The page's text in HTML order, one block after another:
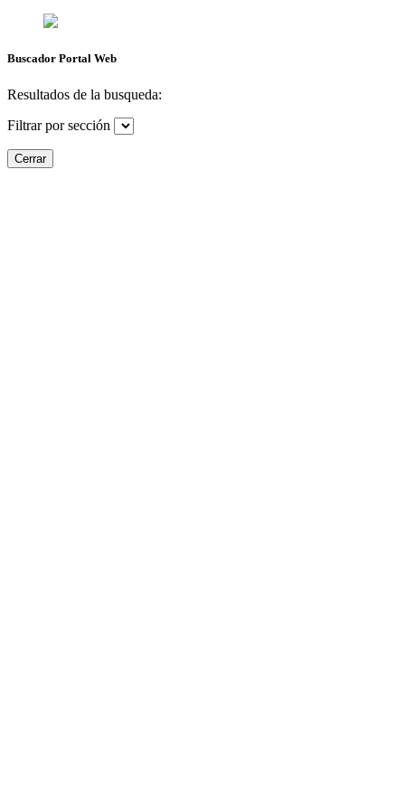
Buscador Portal Web
Resultados de la busqueda:
Filtrar por sección
Cerrar